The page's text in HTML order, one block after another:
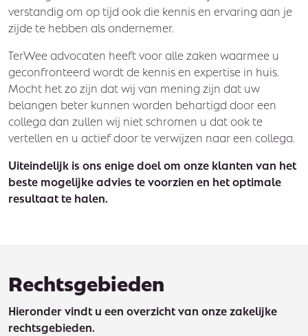
verstandig om op tijd ook die kennis en ervaring aan je
zijde te hebben als ondernemer.
TerWee advocaten heeft voor alle zaken waarmee u
geconfronteerd wordt de kennis en expertise in huis.
Mocht het zo zijn dat wij van mening zijn dat uw
belangen beter kunnen worden behartigd door een
collega dan zullen wij niet schromen u dat ook te
vertellen en u actief door te verwijzen naar een collega.
Uiteindelijk is ons enige doel om onze klanten van het
beste mogelijke advies te voorzien en het optimale
resultaat te halen.
Rechtsgebieden
Hieronder vindt u een overzicht van onze zakelijke
rechtsgebieden.